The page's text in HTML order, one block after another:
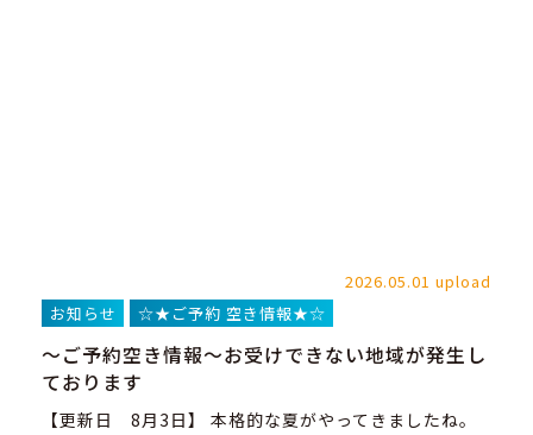
2026.05.01 upload
お知らせ
☆★ご予約 空き情報★☆
～ご予約空き情報～お受けできない地域が発生し
ております
【更新日 8月3日】 本格的な夏がやってきましたね。